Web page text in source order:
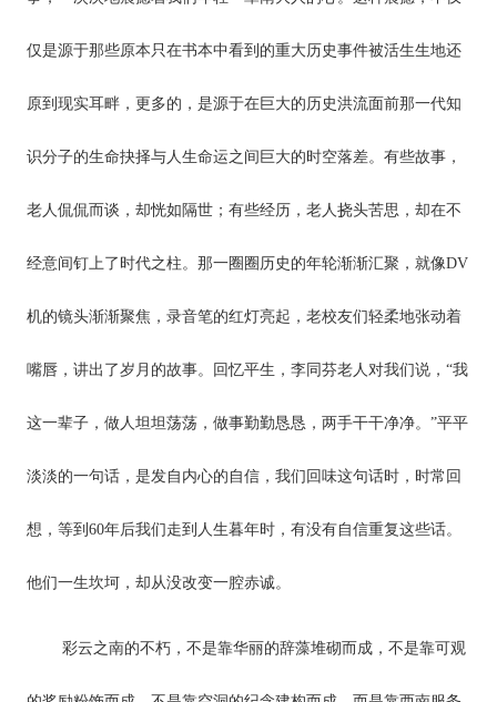
仅是源于那些原本只在书本中看到的重大历史事件被活生生地还
原到现实耳畔，更多的，是源于在巨大的历史洪流面前那一代知
识分子的生命抉择与人生命运之间巨大的时空落差。有些故事，
老人侃侃而谈，却恍如隔世；有些经历，老人挠头苦思，却在不
经意间钉上了时代之柱。那一圈圈历史的年轮渐渐汇聚，就像DV
机的镜头渐渐聚焦，录音笔的红灯亮起，老校友们轻柔地张动着
嘴唇，讲出了岁月的故事。回忆平生，李同芬老人对我们说，“我
这一辈子，做人坦坦荡荡，做事勤勤恳恳，两手干干净净。”平平
淡淡的一句话，是发自内心的自信，我们回味这句话时，时常回
想，等到60年后我们走到人生暮年时，有没有自信重复这些话。
他们一生坎坷，却从没改变一腔赤诚。
彩云之南的不朽，不是靠华丽的辞藻堆砌而成，不是靠可观